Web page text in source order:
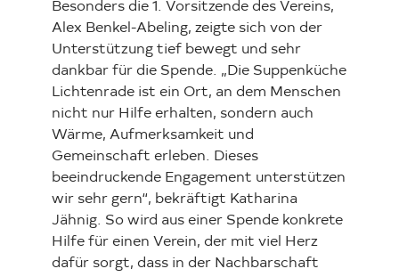
Besonders die 1. Vorsitzende des Vereins,
Alex Benkel-Abeling, zeigte sich von der
Unterstützung tief bewegt und sehr
dankbar für die Spende. „Die Suppenküche
Lichtenrade ist ein Ort, an dem Menschen
nicht nur Hilfe erhalten, sondern auch
Wärme, Aufmerksamkeit und
Gemeinschaft erleben. Dieses
beeindruckende Engagement unterstützen
wir sehr gern“, bekräftigt Katharina
Jähnig. So wird aus einer Spende konkrete
Hilfe für einen Verein, der mit viel Herz
dafür sorgt, dass in der Nachbarschaft